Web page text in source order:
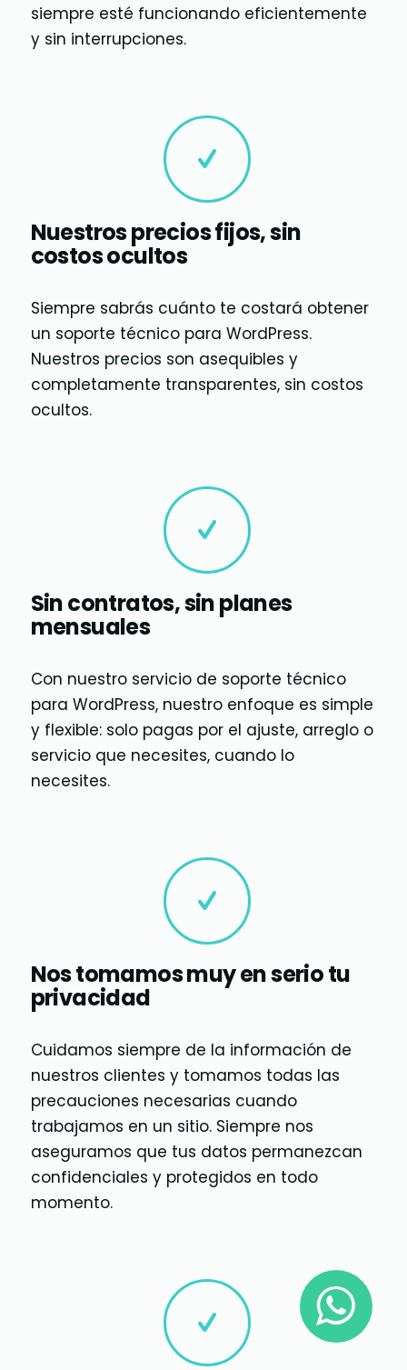
siempre esté funcionando eficientemente
y sin interrupciones.
Nuestros precios fijos, sin
costos ocultos
Siempre sabrás cuánto te costará obtener
un soporte técnico para WordPress.
Nuestros precios son asequibles y
completamente transparentes, sin costos
ocultos.
Sin contratos, sin planes
mensuales
Con nuestro servicio de soporte técnico
para WordPress, nuestro enfoque es simple
y flexible: solo pagas por el ajuste, arreglo o
servicio que necesites, cuando lo
necesites.
Nos tomamos muy en serio tu
privacidad
Cuidamos siempre de la información de
nuestros clientes y tomamos todas las
precauciones necesarias cuando
trabajamos en un sitio. Siempre nos
aseguramos que tus datos permanezcan
confidenciales y protegidos en todo
momento.